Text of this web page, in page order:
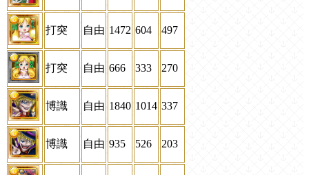
打突 自由 1472 604 497
打突 自由 666 333 270
博識 自由 1840 1014 337
博識 自由 935 526 203